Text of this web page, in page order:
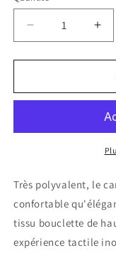
Réduire
la
quantité
Canapé
SEETEE
la
Très polyvalent, le
confortable
tissu bouclette de
expérience tactile